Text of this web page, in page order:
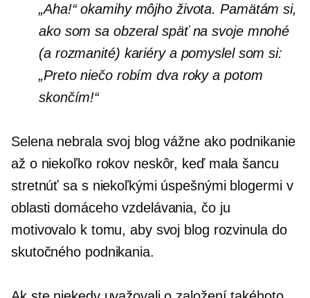
„Aha!“ okamihy môjho života. Pamätám si,
ako som sa obzeral späť na svoje mnohé
(a rozmanité) kariéry a pomyslel som si:
„Preto niečo robím dva roky a potom
skončím!“
Selena nebrala svoj blog vážne ako podnikanie
až o niekoľko rokov neskôr, keď mala šancu
stretnúť sa s niekoľkými úspešnými blogermi v
oblasti domáceho vzdelávania, čo ju
motivovalo k tomu, aby svoj blog rozvinula do
skutočného podnikania.